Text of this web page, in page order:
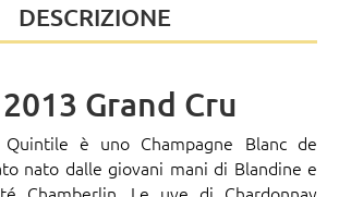
DESCRIZIONE
Grand Cru
Quintile è uno Champagne Blanc de
nato dalle giovani mani di Blandine e